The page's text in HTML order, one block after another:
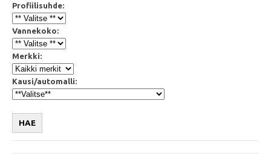
Profiilisuhde:
Vannekoko:
Merkki:
Kausi/automalli:
HAE